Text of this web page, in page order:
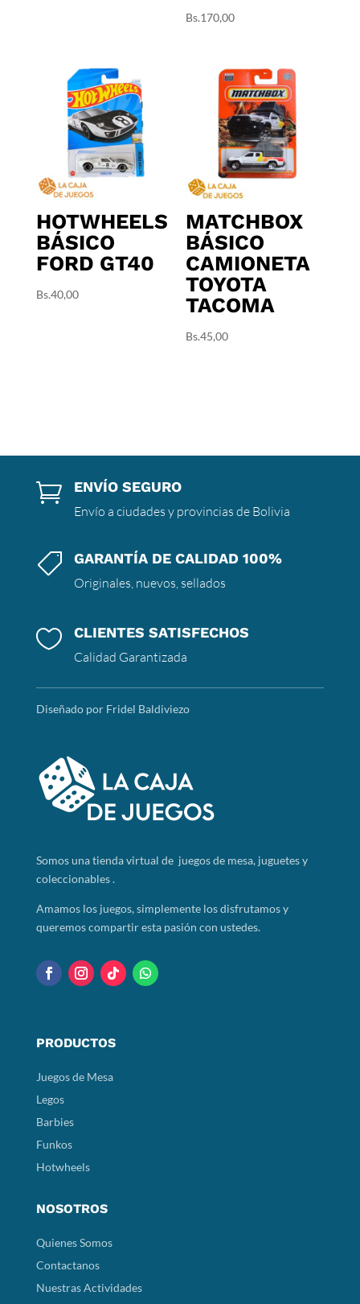
Bs.170,00
HOTWHEELS
BÁSICO
FORD GT40
Bs.40,00
MATCHBOX
BÁSICO
CAMIONETA
TOYOTA
TACOMA
Bs.45,00
 ENVÍO SEGURO
Envío a ciudades y provincias de Bolivia
 GARANTÍA DE CALIDAD 100%
Originales, nuevos, sellados
 CLIENTES SATISFECHOS
Calidad Garantizada
Diseñado por Fridel Baldiviezo
Somosuna tienda virtual de juegos de mesa, juguetes y
coleccionables .
Amamos los juegos, simplemente los disfrutamos y
queremos compartir esta pasión con ustedes.
PRODUCTOS
Juegos de Mesa
Legos
Barbies
Funkos
Hotwheels
NOSOTROS
Quienes Somos
Contactanos
Nuestras Actividades